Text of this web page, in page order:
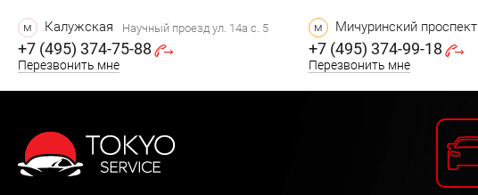
м Калужская Научный проезд ул. 14а с. 5
+7 (495) 374-75-88
Перезвонить мне
м Мичуринский проспект
+7 (495) 374-99-18
Перезвонить мне